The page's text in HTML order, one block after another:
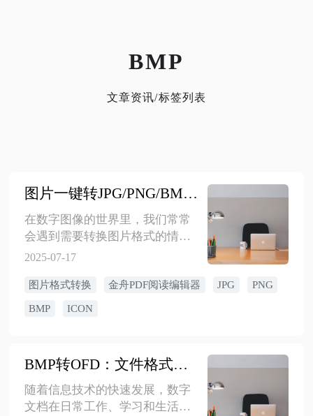
BMP
文章资讯/标签列表
图片一键转JPG/PNG/BMP/ICON全攻略
在数字图像的世界里，我们常常
会遇到需要转换图片格式的情
况。不同的图片格式有着各自的
片存储与分享，PNG支持透明背
景常用于图标和截图，BMP能保
PNG、BMP、ICON等格式呢？接
下来，就为大家带来一份全攻
略，让你无论在何种需求下，都
2025-07-17
图片格式转换 金舟PDF阅读编辑器 JPG PNG
BMP ICON
BMP转OFD：文件格式转换的新趋势
​随着信息技术的快速发展，数字
文档在日常工作、学习和生活中